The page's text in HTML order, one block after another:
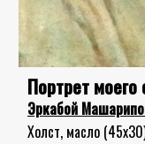
Портрет моего
Эркабой
Холст, масло